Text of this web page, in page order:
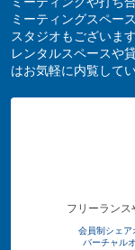
ミーティングスペー
スタジオもございます
レンタルスペースや
はお気軽に内覧して
フリーランス
会員制シェア
バーチャル